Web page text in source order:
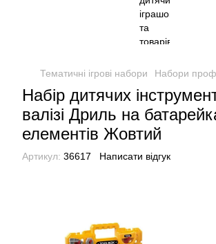
Тематичні ігрові набори Набори
Набір дитячих
валізі Дриль на
елементів Жовтий
Артикул: 36617 Написати відгук